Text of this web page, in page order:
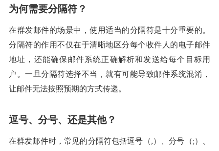
为何需要分隔符？
在群发邮件的场景中，使用适当的分隔符是十分重要的。
分隔符的作用不仅在于清晰地区分每个收件人的电子邮件
地址，还能确保邮件系统正确解析和发送给每个目标用
户。一旦分隔符选择不当，就有可能导致邮件系统混淆，
让邮件无法按照预期的方式传递。
逗号、分号、还是其他？
在群发邮件时，常见的分隔符包括逗号（,）、分号（;）、